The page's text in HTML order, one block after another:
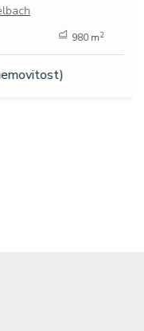
980 m 2